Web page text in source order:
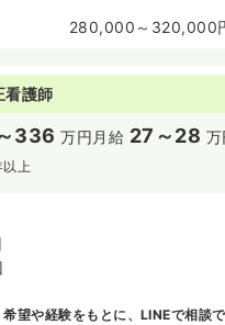
280,000～320,000
看護師
336 万円 月給 27～28 万
上
希望や経験をもとに、LINEで相談